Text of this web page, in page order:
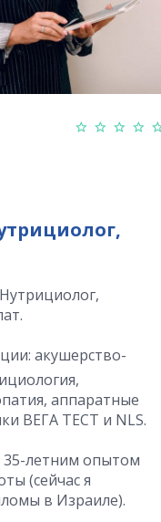
акушерство-
аппаратные
ВЕГА ТЕСТ и NLS.
35-летним опытом
(сейчас я
в Израиле).